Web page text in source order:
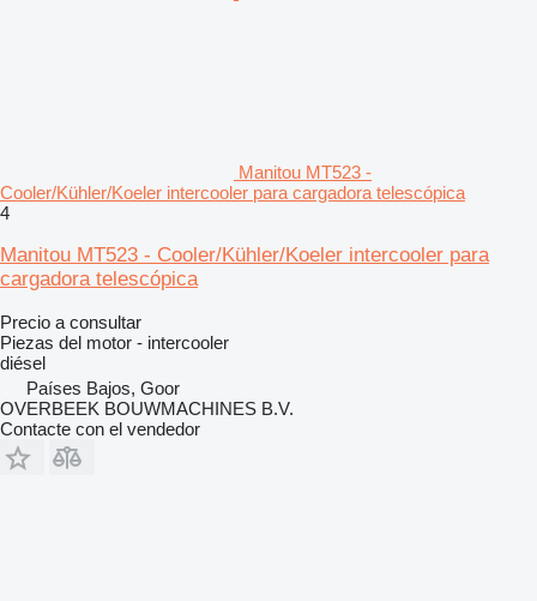
Manitou MT523 -
Cooler/Kühler/Koeler intercooler para cargadora telescópica
4
Manitou MT523 - Cooler/Kühler/Koeler intercooler para
cargadora telescópica
Precio a consultar
Piezas del motor - intercooler
diésel
Países Bajos, Goor
OVERBEEK BOUWMACHINES B.V.
Contacte con el vendedor